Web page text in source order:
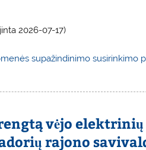
2026-07-17)
supažindinimo susirinkimo
vėjo
rajono